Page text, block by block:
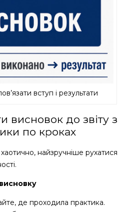
вступ і результати
висновок до звіту з
по кроках
найзручніше рухатися
де проходила практика.